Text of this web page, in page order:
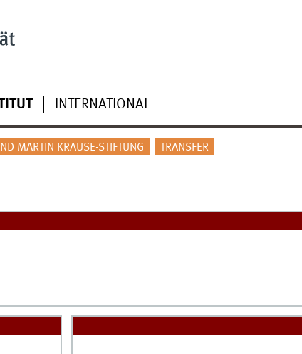
INTERNATIONAL
MARTIN KRAUSE-STIFTUNG TRANSFER